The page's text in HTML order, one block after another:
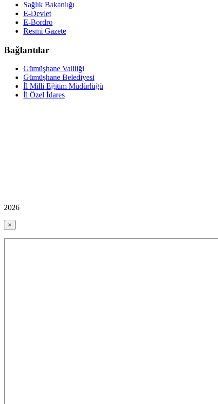
Sağlık Bakanlığı
E-Devlet
E-Bordro
Resmi Gazete
Bağlantılar
Gümüşhane Valiliği
Gümüşhane Belediyesi
İl Milli Eğitim Müdürlüğü
İl Özel İdares
2026
×